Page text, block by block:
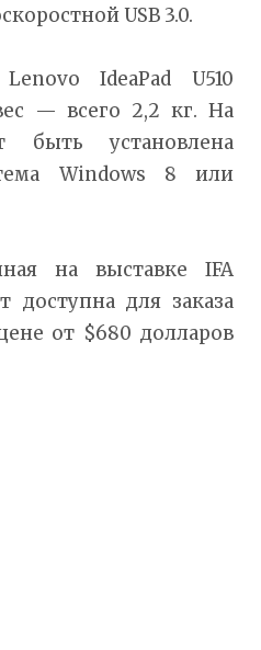
USB 3.0.
IdeaPad U510
— всего 2,2 кг. На
быть установлена
Windows 8 или
на выставке IFA
доступна для заказа
от $680 долларов